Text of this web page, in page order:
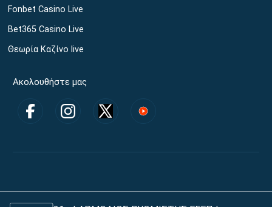
Fonbet Casino Live
Bet365 Casino Live
Θεωρία Καζίνο live
Ακολουθήστε μας